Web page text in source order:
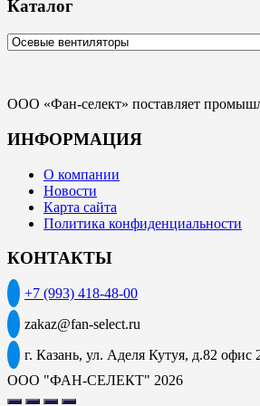
Каталог
ООО «Фан-селект» поставляет
ИНФОРМАЦИЯ
О компании
Новости
Карта сайта
Политика конфиденциальности
КОНТАКТЫ
+7 (993) 418-48-00
zakaz@fan-select.ru
г. Казань, ул. Аделя Кутуя, д.82 офис
ООО "ФАН-СЕЛЕКТ" 2026